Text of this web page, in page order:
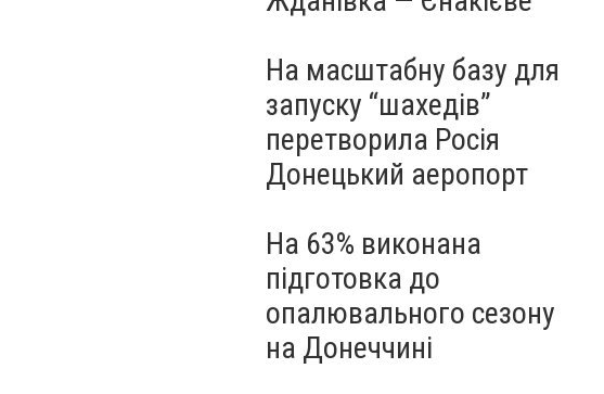
На масштабну базу для
запуску “шахедів”
перетворила Росія
Донецький аеропорт
На 63% виконана
підготовка до
опалювального сезону
на Донеччині